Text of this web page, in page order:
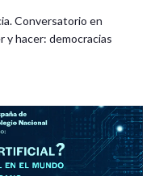
paz?
margarita).
Conversatorio en
y hacer: democracias